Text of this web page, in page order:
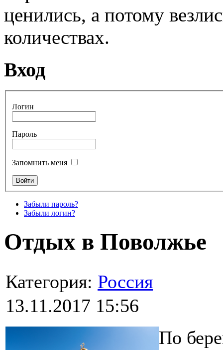
ценились, а потому
количествах.
Вход
Логин
Пароль
Запомнить меня
Забыли пароль?
Забыли логин?
Отдых в Поволжье
Категория: Россия
13.11.2017 15:56
По